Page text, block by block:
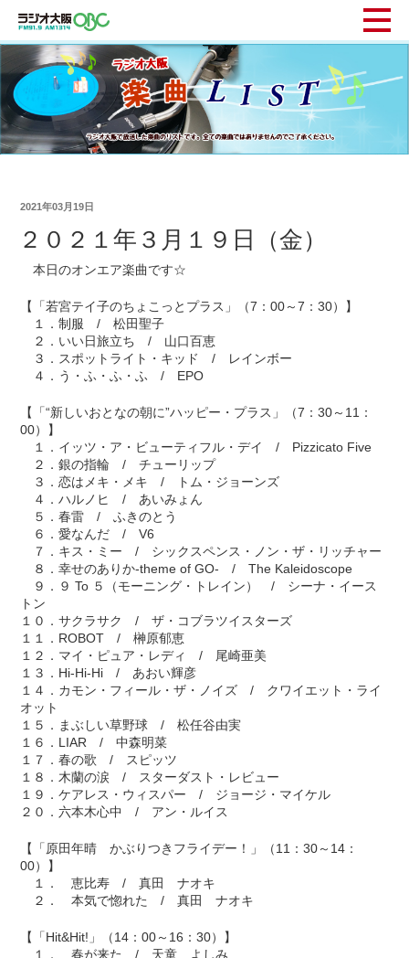
2021年03月19日
２０２１年３月１９日（金）
本日のオンエア楽曲です☆
【「若宮テイ子のちょこっとプラス」（7：00～7：30）】
１．制服 / 松田聖子
２．いい日旅立ち / 山口百恵
３．スポットライト・キッド / レインボー
４．う・ふ・ふ・ふ / EPO
【「“新しいおとなの朝に”ハッピー・プラス」（7：30～11：
00）】
１．イッツ・ア・ビューティフル・デイ / Pizzicato Five
２．銀の指輪 / チューリップ
３．恋はメキ・メキ / トム・ジョーンズ
４．ハルノヒ / あいみょん
５．春雷 / ふきのとう
６．愛なんだ / V6
７．キス・ミー / シックスペンス・ノン・ザ・リッチャー
８．幸せのありか-theme of GO- / The Kaleidoscope
９．９ To ５（モーニング・トレイン） / シーナ・イース
トン
１０．サクラサク / ザ・コブラツイスターズ
１１．ROBOT / 榊原郁恵
１２．マイ・ピュア・レディ / 尾崎亜美
１３．Hi-Hi-Hi / あおい輝彦
１４．カモン・フィール・ザ・ノイズ / クワイエット・ライ
オット
１５．まぶしい草野球 / 松任谷由実
１６．LIAR / 中森明菜
１７．春の歌 / スピッツ
１８．木蘭の涙 / スターダスト・レビュー
１９．ケアレス・ウィスパー / ジョージ・マイケル
２０．六本木心中 / アン・ルイス
【「原田年晴 かぶりつきフライデー！」（11：30～14：
00）】
１． 恵比寿 / 真田 ナオキ
２． 本気で惚れた / 真田 ナオキ
【「Hit&Hit!」（14：00～16：30）】
１． 春が来た / 天童 よしみ